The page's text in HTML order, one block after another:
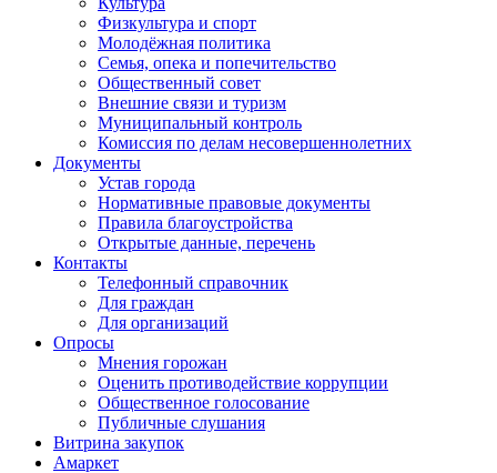
Физкультура и спорт
Молодёжная политика
Семья, опека и попечительство
Общественный совет
Внешние связи и туризм
Муниципальный контроль
Комиссия по делам несовершеннолетних
Документы
Устав города
Нормативные правовые документы
Правила благоустройства
Открытые данные, перечень
Контакты
Телефонный справочник
Для граждан
Для организаций
Опросы
Мнения горожан
Оценить противодействие коррупции
Общественное голосование
Публичные слушания
Витрина закупок
Амаркет